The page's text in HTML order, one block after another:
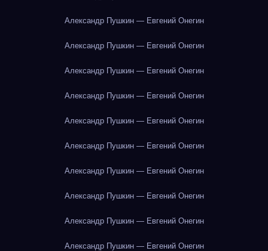
Александр Пушкин — Евгений Онегин
Александр Пушкин — Евгений Онегин
Александр Пушкин — Евгений Онегин
Александр Пушкин — Евгений Онегин
Александр Пушкин — Евгений Онегин
Александр Пушкин — Евгений Онегин
Александр Пушкин — Евгений Онегин
Александр Пушкин — Евгений Онегин
Александр Пушкин — Евгений Онегин
Александр Пушкин — Евгений Онегин